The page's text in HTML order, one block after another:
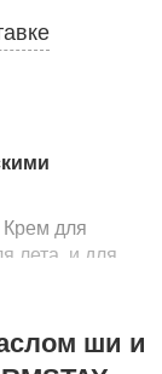
для
лета, и для
предупредит
ши и